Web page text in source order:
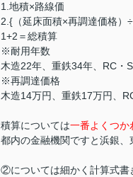
1.地積×路線価
2.{（延床面積×再調達価格）
1+2＝総積算
※耐用年数
木造22年、重鉄34年、RC・
※再調達価格
木造14万円、重鉄17万円、
積算については一番よくつか
都内の金融機関ですと浜銀、
②については細かく計算式書